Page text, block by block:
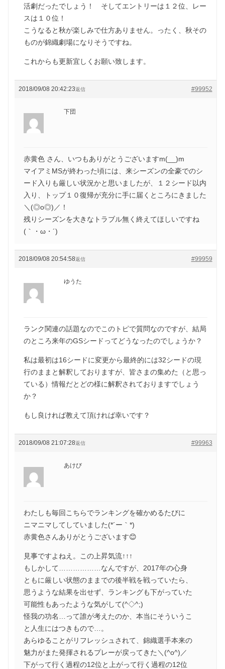
活劇だったでしょう！ そしてエントリーは１２位、レー
スは１０位！
こうなると秋が楽しみで仕方ありません。ったく、秋その
ものが錦織劇場になりそうですね。
これからも更新宜しくお願い致します。
2018/09/08 20:42:23 #99952
返信
下団
赤黄色 さん、いつもありがとうございますm(__)m
マイアミMSが終わった頃には、来シーズンの全豪でのシ
ード入りも厳しい状況かと思いましたが、１２シード以内
入り、トップ１０復帰が充分に手に届くところにきました
＼(◎o◎)／！
残りシーズンを大きなトラブル無く終えてほしいですね
(｀・ω・´)ゞ
2018/09/08 20:54:58 #99959
返信
ゆうた
ランク関連の話題なのでこのトピで質問なのですが、結局
のところ来年のGSシードってどうなったのでしょうか？
私は最初は16シードに変更から最終的には32シードの現
行のままと解釈しておりますが、皆さまの集めた（と思っ
ている）情報だとどの様に解釈されておりますでしょう
か？
もし良ければ教えて頂ければ幸いです？
2018/09/08 21:07:28 #99963
返信
あけび
わたしも毎回こちらでランキングを確かめるたびに
ニマニマしてしていました(*´ー｀*)
赤黄色さんありがとうございます😊
見事ですよねえ。この上昇気流↑↑↑
もしかして………………なんですが、2017年の心身
ともに厳しい状態のままでの後半戦を戦っていたら、
思うような結果を出せず、ランキングも下がっていた
可能性もあったような気がして(^◇^;)
怪我の功名…って誰が考えたのか、本当にそういうこ
と人生にはつきもので…。
あらゆることがリフレッシュされて、錦織選手本来の
魅力がまた発揮されるプレーが戻ってきた＼(^o^)／
下がって行く過程の12位と上がって行く過程の12位